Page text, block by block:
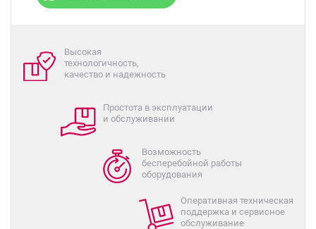
Высокая
технологичность,
качество и надежность
Простота в эксплуатации
и обслуживании
Возможность
бесперебойной работы
оборудования
Оперативная техническая
поддержка и сервисное
обслуживание